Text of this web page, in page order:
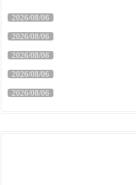
2026/08/06
2026/08/06
2026/08/06
2026/08/06
2026/08/06